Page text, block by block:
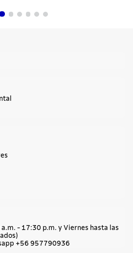
a.m. - 17:30 p.m. y Viernes hasta las
+56 957790936